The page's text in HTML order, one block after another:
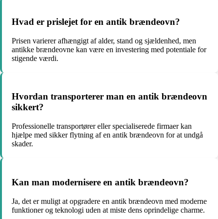
Hvad er prislejet for en antik brændeovn?
Prisen varierer afhængigt af alder, stand og sjældenhed, men
antikke brændeovne kan være en investering med potentiale for
stigende værdi.
Hvordan transporterer man en antik brændeovn
sikkert?
Professionelle transportører eller specialiserede firmaer kan
hjælpe med sikker flytning af en antik brændeovn for at undgå
skader.
Kan man modernisere en antik brændeovn?
Ja, det er muligt at opgradere en antik brændeovn med moderne
funktioner og teknologi uden at miste dens oprindelige charme.